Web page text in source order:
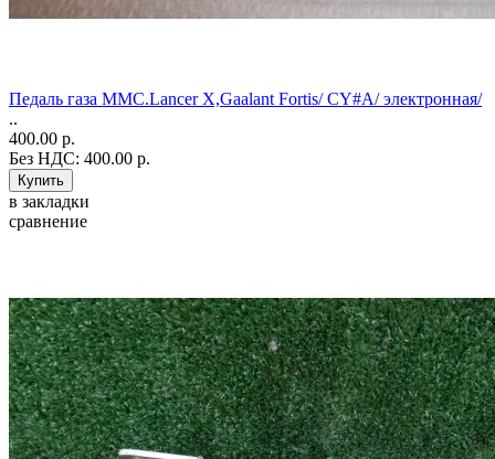
Педаль газа MMС.Lancer X,Gaalant Fortis/ CY#A/ электронная/
..
400.00 р.
Без НДС: 400.00 р.
в закладки
сравнение